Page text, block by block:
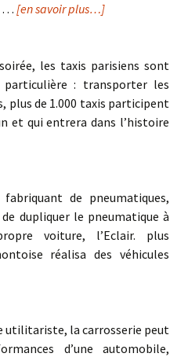
… [en savoir plus…]
les taxis parisiens sont
particulière : transporter les
plus de 1.000 taxis participent
et qui entrera dans l’histoire
de pneumatiques,
dupliquer le pneumatique à
voiture, l’Eclair. plus
réalisa des véhicules
utilitariste, la carrosserie peut
d’une automobile,